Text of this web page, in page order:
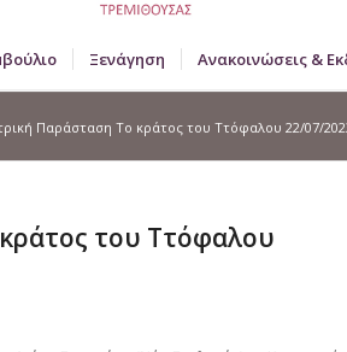
Ξενάγηση Ανακοινώσεις &
Παράσταση Το κράτος του Ττόφαλου 22/07/
του Ττόφαλου